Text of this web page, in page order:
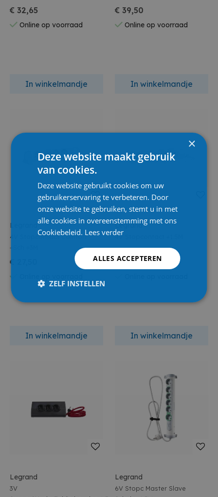
€ 32,65
Online op voorraad
In winkelmandje
€ 39,50
Online op voorraad
In winkelmandje
Legrand
4V Stopcontact Comfort
+Sch +3M
€ 27,50
In winkelmandje
Legrand
4V Stopcontact +1.5M
€ 14,20
In winkelmandje
Legrand
3V
Legrand
6V Stopc Master Slave
×
Deze website maakt gebruik
van cookies.
Deze website gebruikt cookies om uw
gebruikerservaring te verbeteren. Door
onze website te gebruiken, stemt u in met
alle cookies in overeenstemming met ons
Cookiebeleid. Lees verder
ALLES ACCEPTEREN
ZELF INSTELLEN